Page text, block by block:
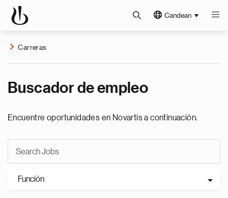
Candean
Carreras
Buscador de empleo
Encuentre oportunidades en Novartis a continuación.
Función